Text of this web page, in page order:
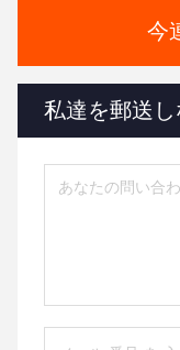
今
私達を郵送